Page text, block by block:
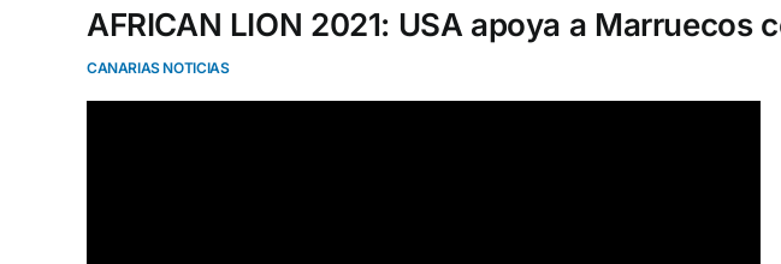
AFRICAN LION 2021: USA apoya a Marruecos
CANARIAS NOTICIAS